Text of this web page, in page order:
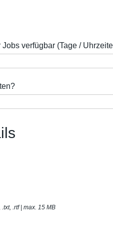
verfügbar (Tage /
.rtf | max. 15 MB